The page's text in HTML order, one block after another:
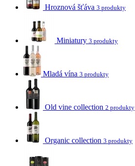
Hroznová šťáva 3 produkty
Miniatury 3 produkty
Mladá vína 3 produkty
Old vine collection 2 produkty
Organic collection 3 produkty